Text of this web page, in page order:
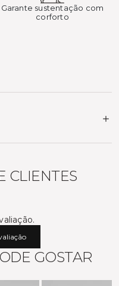
Garante sustentação com
corforto
CLIENTES
GOSTAR